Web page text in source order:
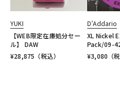
YUKI
【WEB限定在庫処分セー
ル】 DAW
¥28,875 （税込）
D’Addario
XL Nickel
Pack/09-
¥3,080 （